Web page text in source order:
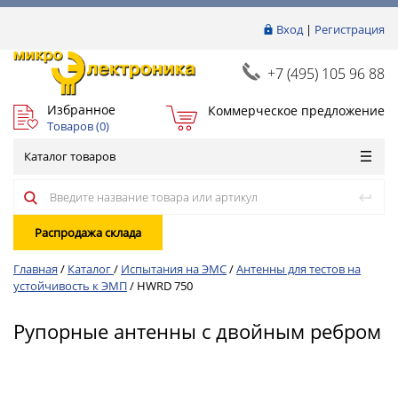
Вход| Регистрация
+7 (495) 105 96 88
Избранное
Товаров (0)
Коммерческое предложение
Каталог товаров
Распродажа склада
Главная / Каталог/ Испытания на ЭМС/Антенны для тестов на
устойчивость к ЭМП/ HWRD 750
Рупорные антенны с двойным ребром